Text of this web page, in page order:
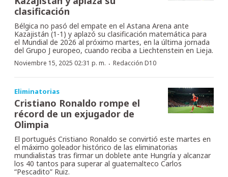
clasificación
Bélgica no pasó del empate en el Astana Arena ante
Kazajistán (1-1) y aplazó su clasificación matemática para
el Mundial de 2026 al próximo martes, en la última jornada
del Grupo J europeo, cuando reciba a Liechtenstein en Lieja.
Noviembre 15, 2025 02:31 p. m. · Redacción D10
Eliminatorias
Cristiano Ronaldo rompe el
récord de un exjugador de
Olimpia
El portugués Cristiano Ronaldo se convirtió este martes en
el máximo goleador histórico de las eliminatorias
mundialistas tras firmar un doblete ante Hungría y alcanzar
los 40 tantos para superar al guatemalteco Carlos
“Pescadito” Ruiz.